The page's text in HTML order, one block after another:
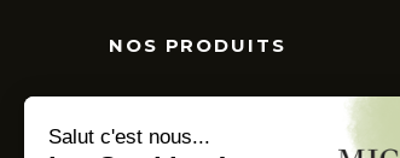
NOS PRODUITS